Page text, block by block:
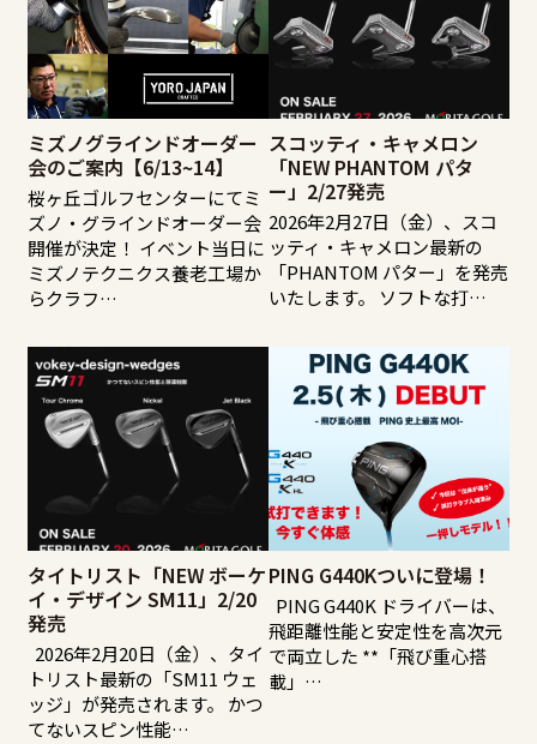
ミズノグラインドオーダー
会のご案内【6/13~14】
桜ヶ丘ゴルフセンターにてミ
ズノ・グラインドオーダー会
開催が決定！ イベント当日に
ミズノテクニクス養老工場か
らクラフ…
スコッティ・キャメロン
「NEW PHANTOM パタ
ー」2/27発売
2026年2月27日（金）、スコ
ッティ・キャメロン最新の
「PHANTOM パター」を発売
いたします。 ソフトな打…
タイトリスト「NEW ボーケ
イ・デザイン SM11」2/20
発売
2026年2月20日（金）、タイ
トリスト最新の「SM11 ウェ
ッジ」が発売されます。 かつ
てないスピン性能…
PING G440Kついに登場！
PING G440K ドライバーは、
飛距離性能と安定性を高次元
で両立した **「飛び重心搭
載」…